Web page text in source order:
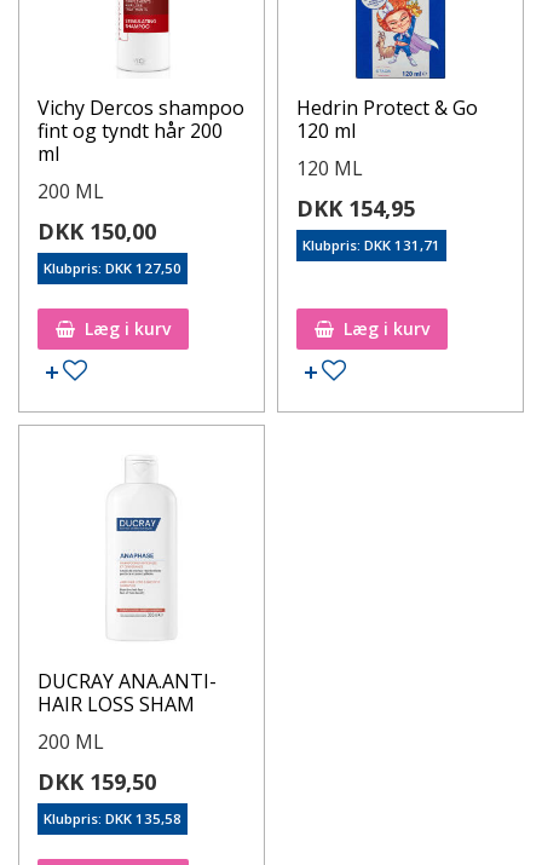
Vichy Dercos shampoo
fint og tyndt hår 200
ml
200 ML
DKK 150,00
Klubpris: DKK 127,50
Læg i kurv
Hedrin Protect & Go
120 ml
120 ML
DKK 154,95
Klubpris: DKK 131,71
Læg i kurv
DUCRAY ANA.ANTI-
HAIR LOSS SHAM
200 ML
DKK 159,50
Klubpris: DKK 135,58